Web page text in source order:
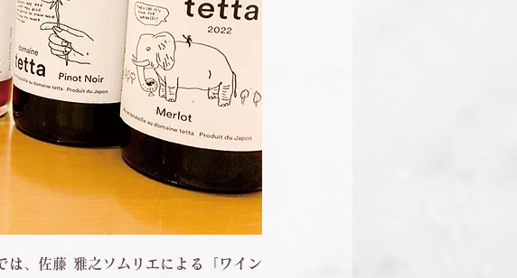
は、佐藤 雅之ソムリエによる「ワイン